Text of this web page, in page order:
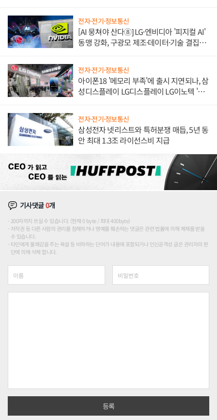
전자·전기·정보통신
[AI 뭉쳐야 산다⑧] LG·엔비디아 '피지컬 AI'
동맹 강화, 구광모 제조·데이터·기술 결집
전자·전기·정보통신
아이폰18 '메모리 부족'에 출시 지연되나, 삼
성디스플레이 LG디스플레이 LG이노텍 '탈
전자·전기·정보통신
삼성전자 넷리스트와 특허분쟁 매듭, 5년 동
안 최대 1.3조 라이선스비 지급
기사댓글0개
200자까지 쓰실 수 있습니다. (현재 0 byte / 최대 400byte)
저작권 등 다른 사람의 권리를 침해하거나 명예를 훼손하는 댓글은 관련 법률에 의해 제재를 받을
수 있습니다.
타인에게 불쾌감을 주는 욕설 등 비하하는 단어가 내용에 포함되거나 인신공격성 글은 관리자의 판
단에 의해 삭제 합니다.